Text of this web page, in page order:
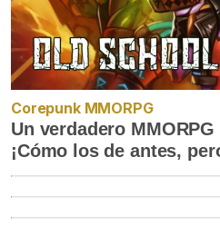
Corepunk MMORPG
Un verdadero
¡Cómo los de antes,